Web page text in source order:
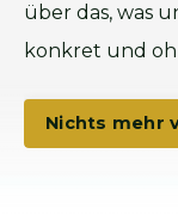
über das, was
konkret und
Nichts mehr